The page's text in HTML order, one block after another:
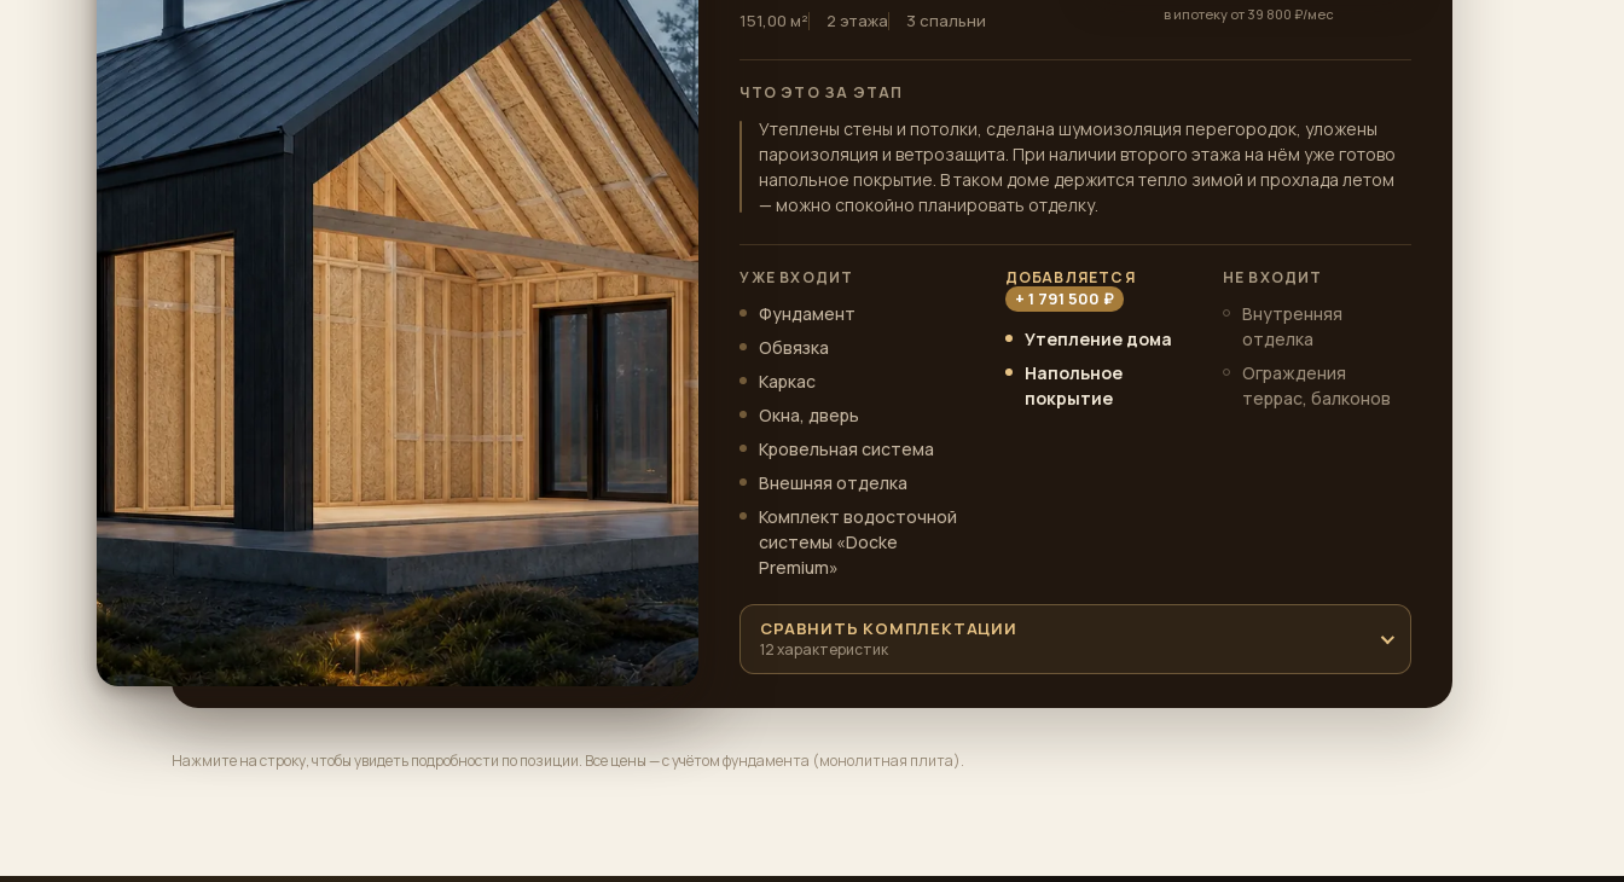
151,00 м²
2 этажа 3 спальни в ипотеку от 39 800 ₽/мес
ЧТО ЭТО ЗА ЭТАП
Утеплены стены и потолки, сделана шумоизоляция перегородок, уложены
пароизоляция и ветрозащита. При наличии второго этажа на нём уже готово
напольное покрытие. В таком доме держится тепло зимой и прохлада летом
— можно спокойно планировать отделку.
УЖЕ ВХОДИТ
Фундамент
Обвязка
Каркас
Окна, дверь
Кровельная система
Внешняя отделка
Комплект водосточной
системы «Docke
Premium»
ДОБАВЛЯЕТСЯ
+ 1 791 500 ₽
Утепление дома
Напольное
покрытие
НЕ ВХОДИТ
Внутренняя
отделка
Ограждения
террас, балконов
СРАВНИТЬ КОМПЛЕКТАЦИИ
12 характеристик
Нажмите на строку, чтобы увидеть подробности по позиции. Все цены — с учётом фундамента (монолитная плита).